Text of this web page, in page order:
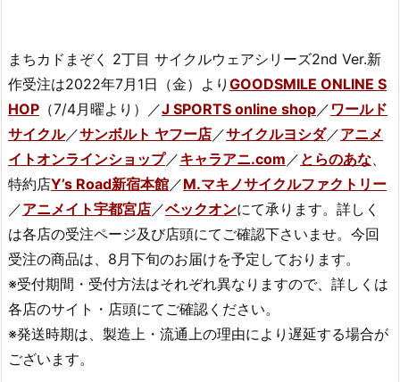
まちカドまぞく 2丁目 サイクルウェアシリーズ2nd Ver.新
作受注は2022年7月1日（金）より GOODSMILE ONLINE S
HOP （7/4月曜より）／J SPORTS online shop／ ワールド
サイクル／サンボルト ヤフー店／サイクルヨシダ／アニメ
イトオンラインショップ／キャラアニ.com ／ とらのあな、
特約店Y’s Road新宿本館／M.マキノサイクルファクトリー
／アニメイト宇都宮店／ベックオンにて承ります。詳しく
は各店の受注ページ及び店頭にてご確認下さいませ。今回
受注の商品は、8月下旬のお届けを予定しております。
※受付期間・受付方法はそれぞれ異なりますので、詳しくは
各店のサイト・店頭にてご確認ください。
※発送時期は、製造上・流通上の理由により遅延する場合が
ございます。